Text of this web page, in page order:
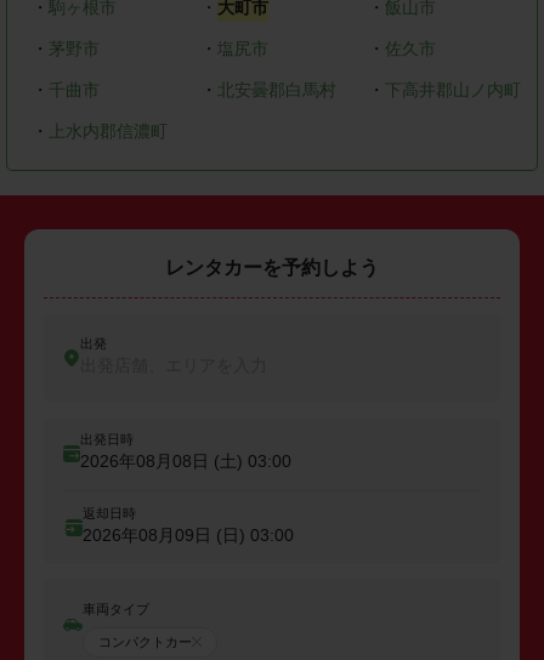
・ 駒ヶ根市 ・ 大町市 ・ 飯山市
・ 茅野市 ・ 塩尻市 ・ 佐久市
・ 千曲市 ・ 北安曇郡白馬村 ・ 下高井郡山ノ内町
・ 上水内郡信濃町
レンタカーを予約しよう
出発
出発日時
2026年08月08日 (土) 03:00
返却日時
2026年08月09日 (日) 03:00
車両タイプ
コンパクトカー